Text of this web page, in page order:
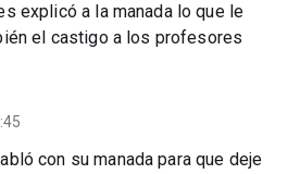
explicó a la manada lo que le
el castigo a los profesores
con su manada para que deje